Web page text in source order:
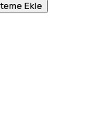
Ekle